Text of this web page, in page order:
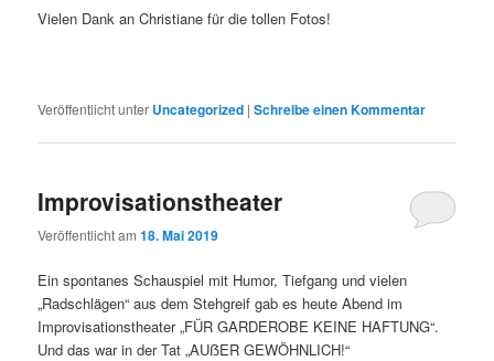
Vielen Dank an Christiane für die tollen Fotos!
Veröffentlicht unter Uncategorized |Schreibe einen Kommentar
Improvisationstheater
Veröffentlicht am18. Mai 2019
Ein spontanes Schauspiel mit Humor, Tiefgang und vielen
„Radschlägen“ aus dem Stehgreif gab es heute Abend im
Improvisationstheater „FÜR GARDEROBE KEINE HAFTUNG“.
Und das war in der Tat „AUẞER GEWÖHNLICH!“